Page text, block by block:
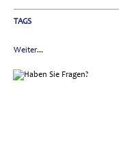
TAGS
Weiter...